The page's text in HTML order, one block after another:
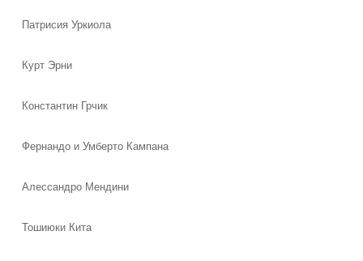
Патрисия Уркиола
Курт Эрни
Константин Грчик
Фернандо и Умберто Кампана
Алессандро Мендини
Тошиюки Кита